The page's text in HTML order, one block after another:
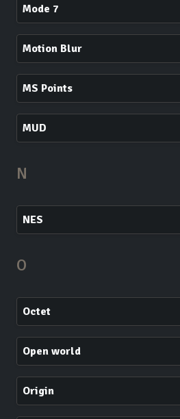
Mode 7
Motion Blur
MS Points
MUD
N
NES
O
Octet
Open world
Origin